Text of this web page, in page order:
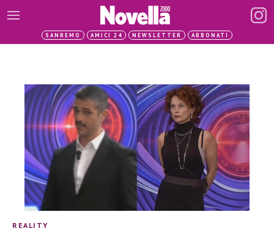
SANREMO AMICI 24 NEWSLETTER ABBONATI
REALITY